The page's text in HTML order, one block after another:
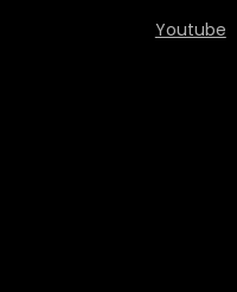
Youtube